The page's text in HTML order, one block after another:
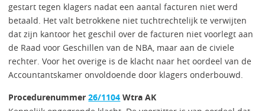
gestart tegen klagers nadat een aantal facturen niet werd
betaald. Het valt betrokkene niet tuchtrechtelijk te verwijten
dat zijn kantoor het geschil over de facturen niet voorlegt aan
de Raad voor Geschillen van de NBA, maar aan de civiele
rechter. Voor het overige is de klacht naar het oordeel van de
Accountantskamer onvoldoende door klagers onderbouwd.
Procedurenummer26/1104 Wtra AK